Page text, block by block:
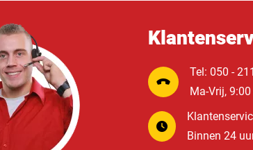
Tel: 050 -
Ma-Vrij,
Binnen 24